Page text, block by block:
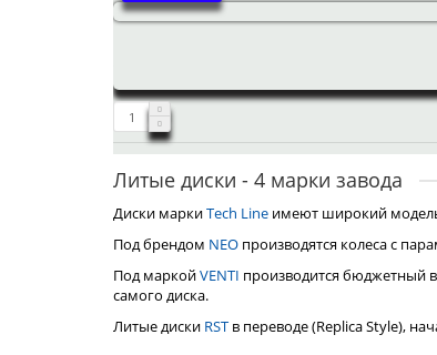
Литые диски - 4 марки завода
Диски маркиTech Line имеют широкий
Под брендом NEO производятся колеса с
Под маркойVENTI производится бюджетный
самого диска.
Литые диски RST в переводе (Replica Style),